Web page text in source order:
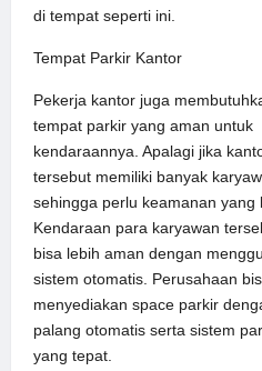
di tempat seperti ini.
Tempat Parkir Kantor
Pekerja kantor juga
tempat parkir yang aman untuk
kendaraannya. Apalagi jika
tersebut memiliki banyak
sehingga perlu keamanan yang
Kendaraan para karyawan
bisa lebih aman dengan
sistem otomatis. Perusahaan
menyediakan space parkir
palang otomatis serta sistem
yang tepat.